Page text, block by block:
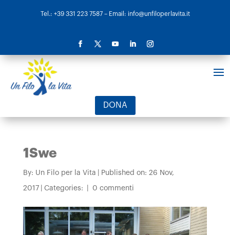
Tel.: +39 331 223 7587– Email: info@unfiloperlavita.it
DONA
1Swe
By: Un Filo per la Vita Published on: 26 Nov,
2017 Categories: 0 commenti